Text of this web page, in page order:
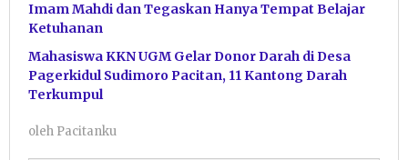
Imam Mahdi dan Tegaskan Hanya Tempat Belajar
Ketuhanan
Mahasiswa KKN UGM Gelar Donor Darah di Desa
Pagerkidul Sudimoro Pacitan, 11 Kantong Darah
Terkumpul
oleh Pacitanku